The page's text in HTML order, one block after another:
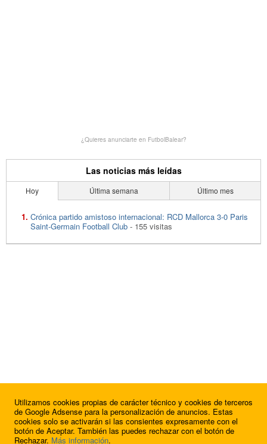
¿Quieres anunciarte en FutbolBalear?
Las noticias más leídas
Hoy Última semana Último mes
Crónica partido amistoso internacional: RCD Mallorca 3-0 Paris
Saint-Germain Football Club - 155 visitas
Utilizamos cookies propias de carácter técnico y cookies de terceros
de Google Adsense para la personalización de anuncios. Estas
cookies solo se activarán si las consientes expresamente con el
botón de Aceptar. También las puedes rechazar con el botón de
Rechazar. Más información.